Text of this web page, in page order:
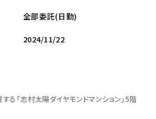
全部委託(日勤)
2024/11/22
「志村太陽ダイヤモンドマンション」5階